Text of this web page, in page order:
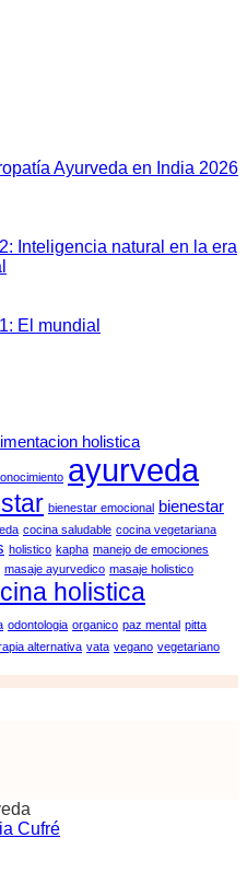
Ayurveda en India 2026
Inteligencia natural en la era
El mundial
holistica
ayurveda
bienestar emocional
bienestar
cocina saludable cocina vegetariana
holistico kapha manejo de emociones
masaje ayurvedico masaje holistico
holistica
odontologia organico paz mental pitta
alternativa vata vegano vegetariano
Cufré